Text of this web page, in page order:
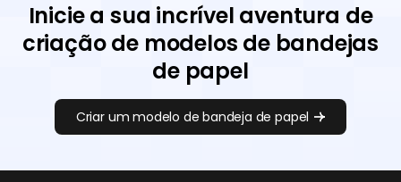
Inicie a sua incrível aventura de
criação de modelos de bandejas
de papel
Criar um modelo de bandeja de papel